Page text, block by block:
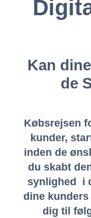
Kan
de
Købsrejsen
kunder,
inden de
du skabt
synlighed i
dine
dig til